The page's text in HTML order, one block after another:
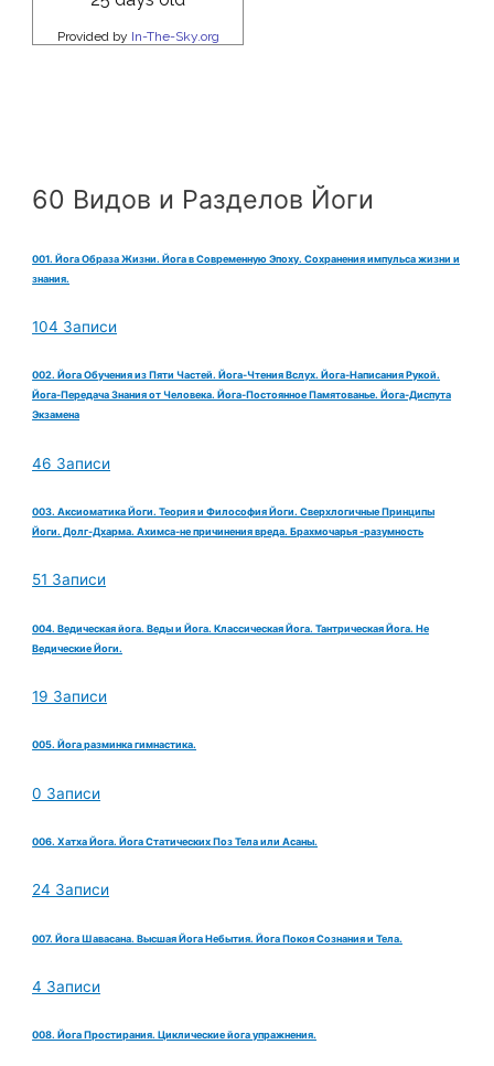
60 Видов и Разделов Йоги
001. Йога Образа Жизни. Йога в Современную Эпоху. Сохранения импульса жизни и
знания.
104 Записи
002. Йога Обучения из Пяти Частей. Йога-Чтения Вслух. Йога-Написания Рукой.
Йога-Передача Знания от Человека. Йога-Постоянное Памятованье. Йога-Диспута
Экзамена
46 Записи
003. Аксиоматика Йоги. Теория и Философия Йоги. Сверхлогичные Принципы
Йоги. Долг-Дхарма. Ахимса-не причинения вреда. Брахмочарья -разумность
51 Записи
004. Ведическая йога. Веды и Йога. Классическая Йога. Тантрическая Йога. Не
Ведические Йоги.
19 Записи
005. Йога разминка гимнастика.
0 Записи
006. Хатха Йога. Йога Статических Поз Тела или Асаны.
24 Записи
007. Йога Шавасана. Высшая Йога Небытия. Йога Покоя Сознания и Тела.
4 Записи
008. Йога Простирания. Циклические йога упражнения.